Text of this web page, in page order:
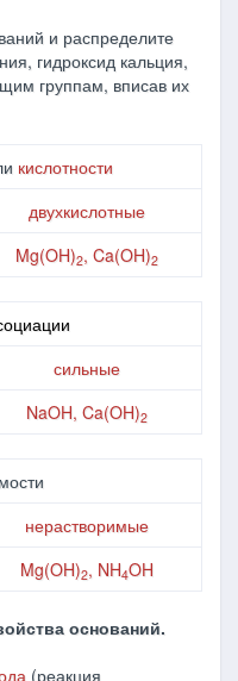
и распределите
гидроксид кальция,
группам, вписав их
кислотности
двухкислотные
Mg(OH)2, Ca(OH)2
сильные
NaOH, Ca(OH)2
нерастворимые
Mg(OH)2, NH4OH
оснований.
(реакция